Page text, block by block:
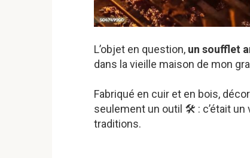
L’objet en question, un soufflet
dans la vieille maison de mon
Fabriqué en cuir et en bois,
seulement un outil 🛠️ : c’était
traditions.